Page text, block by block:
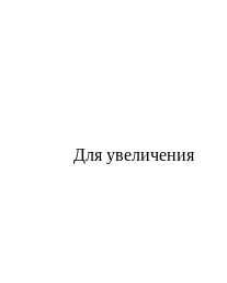
Для увеличения